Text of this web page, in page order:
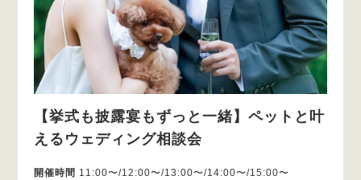
【挙式も披露宴もずっと一緒】ペットと叶
えるウェディング相談会
開催時間 11:00〜/12:00〜/13:00〜/14:00〜/15:00〜